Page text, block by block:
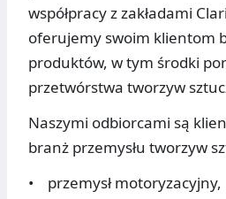
współpracy z zakładami
oferujemy swoim klientom
produktów, w tym środki
przetwórstwa tworzyw
Naszymi odbiorcami są
branż przemysłu tworzyw
• przemysł motoryzacyjny,